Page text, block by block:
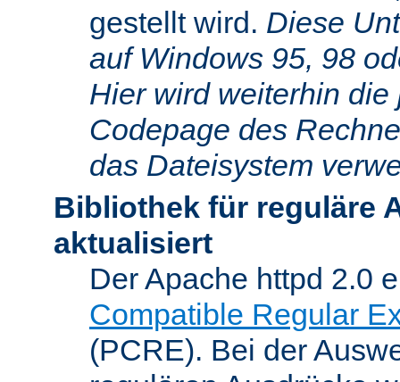
gestellt wird. Diese
auf Windows 95, 98
Hier wird weiterhin
Codepage des
das Dateisystem
Bibliothek für reguläre
aktualisiert
Der Apache httpd 2.0
Compatible Regular
(PCRE). Bei der